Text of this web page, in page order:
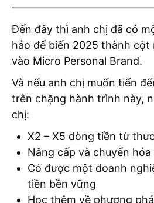
Đến đây thì anh chị đã có
hảo để biến 2025 thành
vào Micro Personal Brand.
Và nếu anh chị muốn tiến
trên chặng hành trình này,
chị:
X2 – X5 dòng tiền từ
Nâng cấp và chuyển
Có được một doanh
tiền bền vững
Học thêm về phương